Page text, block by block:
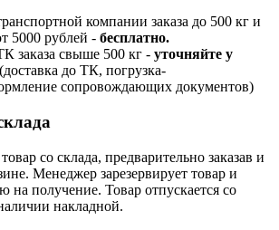
компании заказа до 500 кг и
5000 рублей - бесплатно.
заказа свыше 500 кг - уточняйте у
(доставка до ТК, погрузка-
сопровождающих документов)
со склада, предварительно заказав и
Менеджер зарезервирует товар и
получение. Товар отпускается со
накладной.